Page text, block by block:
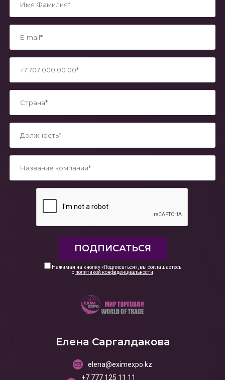
Нажимая на кнопку «Подписаться», вы соглашаетесь
с политикой конфиденциальности
Елена Саргалдакова
elena@eximexpo.kz
+7 777 125 11 11